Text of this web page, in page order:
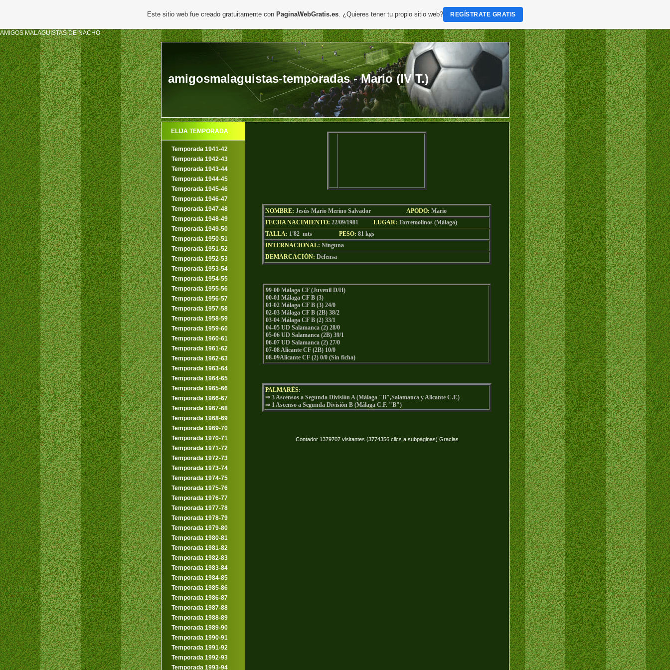
AMIGOS MALAGUISTAS DE NACHO
amigosmalaguistas-temporadas - Mario (IV T.)
ELIJA TEMPORADA
Temporada 1941-42
Temporada 1942-43
Temporada 1943-44
Temporada 1944-45
Temporada 1945-46
Temporada 1946-47
Temporada 1947-48
Temporada 1948-49
Temporada 1949-50
Temporada 1950-51
Temporada 1951-52
Temporada 1952-53
Temporada 1953-54
Temporada 1954-55
Temporada 1955-56
Temporada 1956-57
Temporada 1957-58
Temporada 1958-59
Temporada 1959-60
Temporada 1960-61
Temporada 1961-62
Temporada 1962-63
Temporada 1963-64
Temporada 1964-65
Temporada 1965-66
Temporada 1966-67
Temporada 1967-68
Temporada 1968-69
Temporada 1969-70
Temporada 1970-71
Temporada 1971-72
Temporada 1972-73
Temporada 1973-74
Temporada 1974-75
Temporada 1975-76
Temporada 1976-77
Temporada 1977-78
Temporada 1978-79
Temporada 1979-80
Temporada 1980-81
Temporada 1981-82
Temporada 1982-83
Temporada 1983-84
Temporada 1984-85
Temporada 1985-86
Temporada 1986-87
Temporada 1987-88
Temporada 1988-89
Temporada 1989-90
Temporada 1990-91
Temporada 1991-92
Temporada 1992-93
Temporada 1993-94
NOMBRE: Jesús Mario Merino Salvador APODO: Mario
FECHA NACIMIENTO: 22/09/1981 LUGAR: Torremolinos (Málaga)
TALLA: 1'82 mts PESO: 81 kgs
INTERNACIONAL: Ninguna
DEMARCACIÓN: Defensa
99-00 Málaga CF (Juvenil D/H)
00-01 Málaga CF B (3)
01-02 Málaga CF B (3) 24/0
02-03 Málaga CF B (2B) 38/2
03-04 Málaga CF B (2) 33/1
04-05 UD Salamanca (2) 28/0
05-06 UD Salamanca (2B) 39/1
06-07 UD Salamanca (2) 27/0
07-08 Alicante CF (2B) 10/0
08-09Alicante CF (2) 0/0 (Sin ficha)
PALMARÉS:
⇒ 3 Ascensos a Segunda División A (Málaga "B",Salamanca y Alicante C.F.)
⇒ 1 Ascenso a Segunda División B (Málaga C.F. "B")
Contador 1379707 visitantes (3774356 clics a subpáginas) Gracias
Este sitio web fue creado gratuitamente con PaginaWebGratis.es. ¿Quieres tener tu propio sitio web? REGÍSTRATE GRATIS